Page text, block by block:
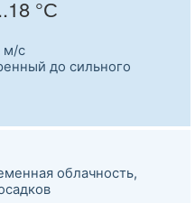
°С
м/c
до сильного
облачность,